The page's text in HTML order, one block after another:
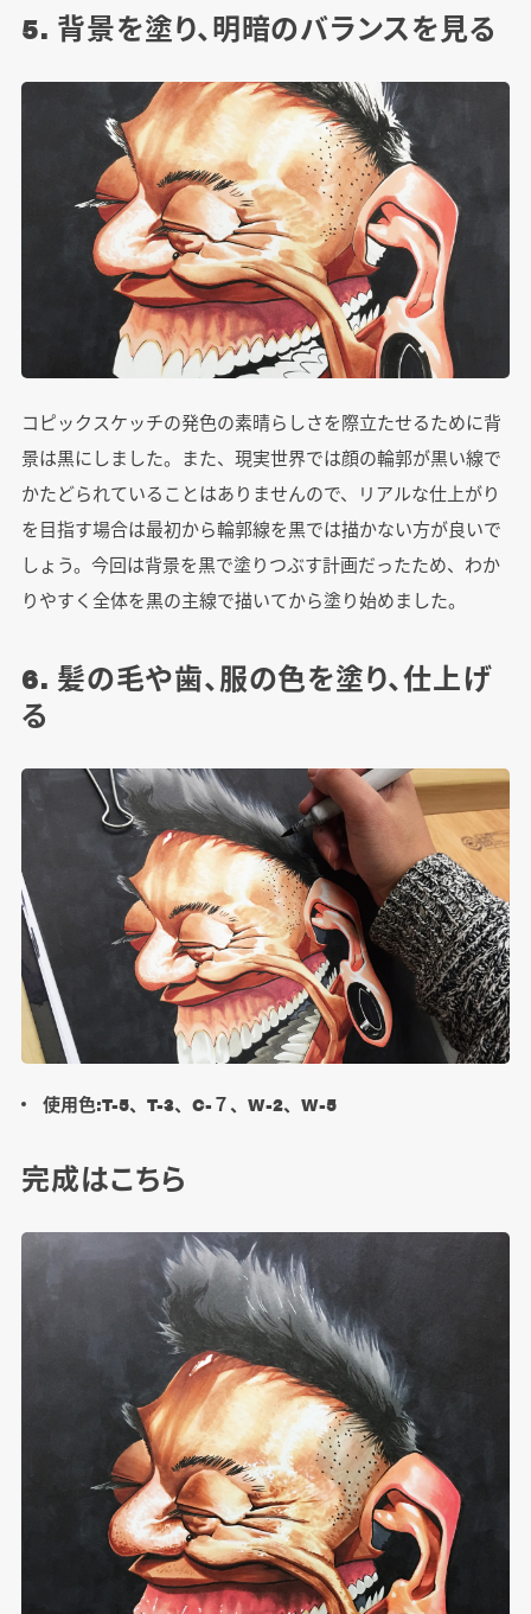
5. 背景を塗り、明暗のバランスを見る
コピックスケッチの発色の素晴らしさを際立たせるために背
景は黒にしました。また、現実世界では顔の輪郭が黒い線で
かたどられていることはありませんので、リアルな仕上がり
を目指す場合は最初から輪郭線を黒では描かない方が良いで
しょう。今回は背景を黒で塗りつぶす計画だったため、わか
りやすく全体を黒の主線で描いてから塗り始めました。
6. 髪の毛や歯、服の色を塗り、仕上げ
る
使用色:T-5、T-3、C-７、W-2、W-5
完成はこちら